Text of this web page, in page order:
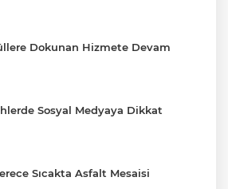
Dokunan Hizmete Devam
Sosyal Medyaya Dikkat
Sıcakta Asfalt Mesaisi